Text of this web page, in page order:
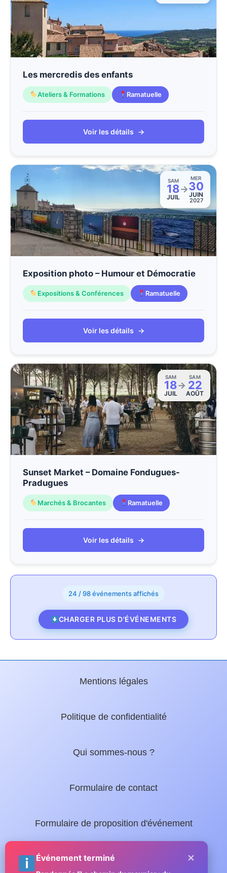
Les mercredis des enfants
Ateliers & Formations Ramatuelle
Voir les détails →
SAM
18
JUIL
→
MER
30
JUIN
2027
Exposition photo – Humour et Démocratie
Expositions & Conférences Ramatuelle
Voir les détails →
SAM
18
JUIL
→
SAM
22
AOÛT
Sunset Market – Domaine Fondugues-
Pradugues
Marchés & Brocantes Ramatuelle
Voir les détails →
24 / 98 événements affichés
CHARGER PLUS D'ÉVÉNEMENTS
Mentions légales
Politique de confidentialité
Qui sommes-nous ?
Formulaire de contact
Formulaire de proposition d'événement
Nos guides locaux :
Événement terminé ×